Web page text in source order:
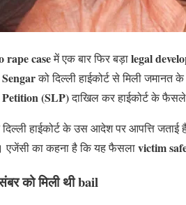
rape caseमें एक बार फिर बड़ाlegal
को दिल्ली हाईकोर्ट से मिली जमानत
Petition (SLP)दाखिल कर हाईकोर्ट के फैसले
हाईकोर्ट के उस आदेश पर आपत्ति जताई
एजेंसी का कहना है कि यह फैसलाvictim
को मिली थी bail